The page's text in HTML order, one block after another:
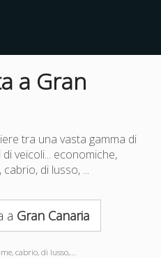
a Gran
tra una vasta gamma di
veicoli... economiche,
di lusso, ...
a Gran Canaria
cabrio, di lusso,...